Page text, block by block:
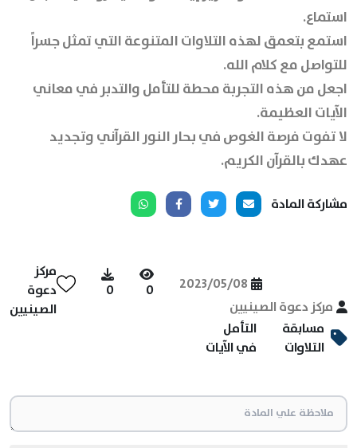
استماع.
استمع بتعمق لهذه التلاوات المتنوعة التي تمثل جسراً
للتواصل مع كلام الله.
اجعل من هذه التجربة محطة للتأمل والتدبر في معاني
الآيات العظيمة.
لا تفوت فرصة الغوص في بحار النور القرآني وتجديد
عهدك بالقرآن الكريم.
مشاركة المادة
مركز دعوة الصينيين
2023/05/08
0
0
مركز
دعوة
الصينيين
مسابقة
التلاوات
التأمل
في الآيات